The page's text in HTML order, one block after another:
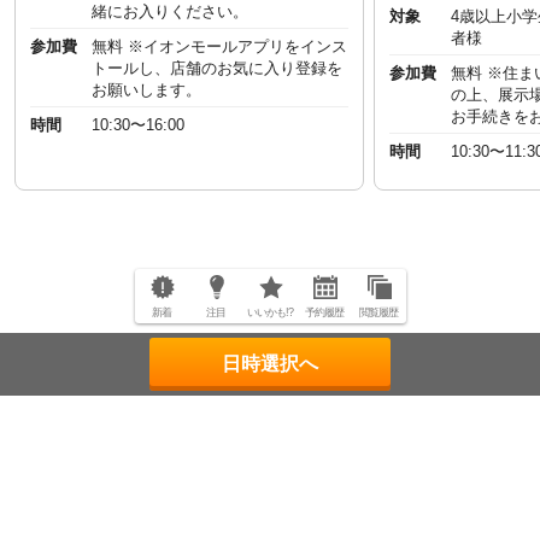
緒にお入りください。
参加費
無料 ※イオンモールアプリをインス
トールし、店舗のお気に入り登録を
お願いします。
時間
10:30〜16:00
対象
4歳以上小
者様
参加費
無料 ※住ま
の上、展示
お手続きを
時間
10:30〜
日時選択へ
新着 注目 いいかも!? 予約履歴 閲覧履歴